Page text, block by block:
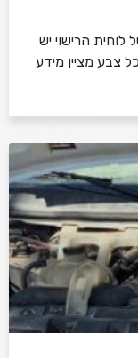
הרישוי יש
צבע מציין מידע